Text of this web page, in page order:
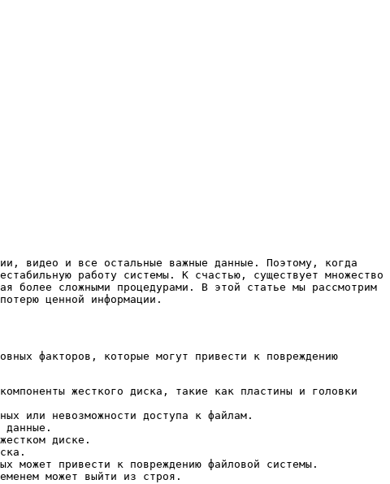
работу системы. К счастью, существует множество
более сложными процедурами. В этой статье мы рассмотрим
ценной информации.
факторов, которые могут привести к повреждению
жесткого диска, такие как пластины и головки
или невозможности доступа к файлам.
данные.
диске.
может привести к повреждению файловой системы.
может выйти из строя.